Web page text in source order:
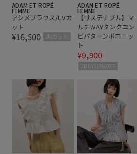
薄手 速乾性
ADAM ET ROPÉ
FEMME
アシメブラウス/UVカ
ット
¥16,500 UVカット
ADAM ET ROPÉ
FEMME
【サステナブル】マ
ルチWAYタンクコン
ビパターンポロニッ
ト
¥9,900
2BUY10%OFF